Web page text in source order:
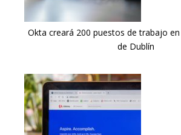
Okta creará 200 puestos de trabajo
de Dublín